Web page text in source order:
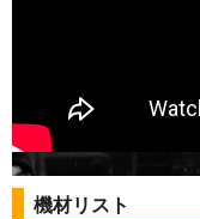
機材リスト